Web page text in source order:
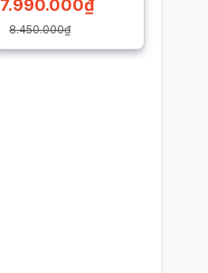
3)
8.450.000₫
7.990.000₫